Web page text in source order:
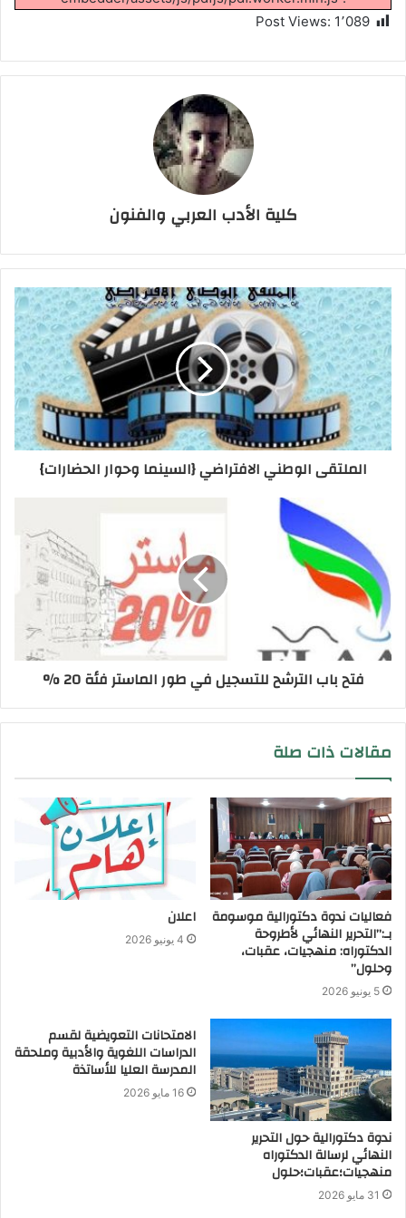
Post Views: 1٬089
كلية الأدب العربي والفنون
الملتقى الوطني الافتراضي {السينما وحوار الحضارات}
فتح باب الترشح للتسجيل في طور الماستر فئة 20 %
مقالات ذات صلة
فعاليات ندوة دكتورالية موسومة
بـ:”التحرير النهائي لأطروحة
الدكتوراه: منهجيات، عقبات،
وحلول”
5 يونيو 2026
اعلان
4 يونيو 2026
ندوة دكتورالية حول التحرير
النهائي لرسالة الدكتوراه
منهجيات؛عقبات؛حلول
31 مايو 2026
الامتحانات التعويضية لقسم
الدراسات اللغوية والأدبية وملحقة
المدرسة العليا للأساتذة
16 مايو 2026